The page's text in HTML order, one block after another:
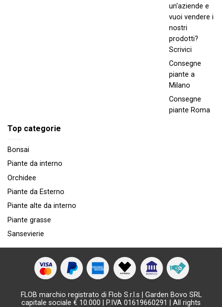
un'aziende e
vuoi vendere i
nostri
prodotti?
Scrivici
Consegne
piante a
Milano
Consegne
piante Roma
Top categorie
Bonsai
Piante da interno
Orchidee
Piante da Esterno
Piante alte da interno
Piante grasse
Sansevierie
FLOB marchio registrato di Flob S.r.l.s | Garden Bovo SRL
capitale sociale € 10.000 | P.IVA 01619660291 | All rights